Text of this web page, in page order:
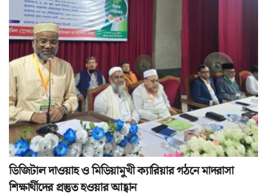
ডিজিটাল দাওয়াহ ও মিডিয়ামুখী ক্যারিয়ার গঠনে মাদরাসা
শিক্ষার্থীদের প্রস্তুত হওয়ার আহ্বান